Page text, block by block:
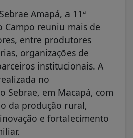
Amapá, a 11ª
Campo reuniu mais de
entre produtores
organizações de
institucionais. A
no
Sebrae, em Macapá, com
da produção rural,
e fortalecimento